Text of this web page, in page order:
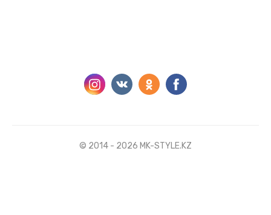
© 2014 - 2026 MK-STYLE.KZ